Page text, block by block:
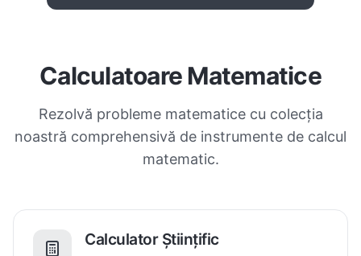
Calculatoare Matematice
Rezolvă probleme matematice cu colecția
noastră comprehensivă de instrumente de calcul
matematic.
Calculator Științific